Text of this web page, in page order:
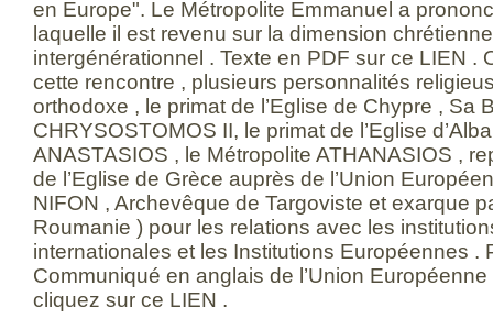
en Europe". Le Métropolite Emmanuel a
laquelle il est revenu sur la dimension
intergénérationnel . Texte en PDF sur ce LIEN .
cette rencontre , plusieurs personnalités
orthodoxe , le primat de l’Eglise de Chypre , Sa
CHRYSOSTOMOS II, le primat de l’Eglise
ANASTASIOS , le Métropolite ATHANASIOS ,
de l’Eglise de Grèce auprès de l’Union
NIFON , Archevêque de Targoviste et exarque
Roumanie ) pour les relations avec les
internationales et les Institutions Européennes .
Communiqué en anglais de l’Union
cliquez sur ce LIEN .